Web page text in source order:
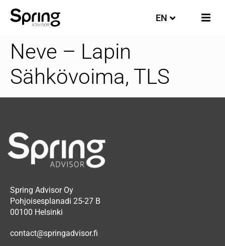
EN
FI
Neve – Lapin
Sähkövoima, TLS
Spring Advisor Oy
Pohjoisesplanadi 25-27 B
00100 Helsinki
contact@springadvisor.fi